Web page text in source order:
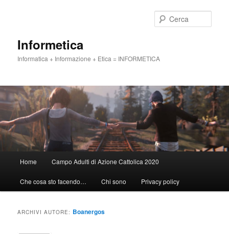
Informetica
Informatica + Informazione + Etica = INFORMETICA
principale
Home Campo Adulti di Azione Cattolica 2020
Che cosa sto facendo… Chi sono Privacy policy
ARCHIVI AUTORE: Boanergos